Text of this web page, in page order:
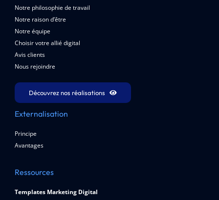
Notre philosophie de travail
Notre raison d’être
Notre équipe
Choisir votre allié digital
Avis clients
Nous rejoindre
Découvrez nos réalisations
Externalisation
Principe
Avantages
Ressources
Templates Marketing Digital